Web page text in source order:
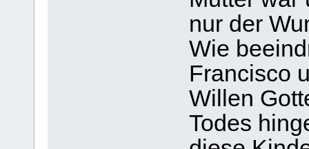
nur der
Wie
Francisco
Willen
Todes